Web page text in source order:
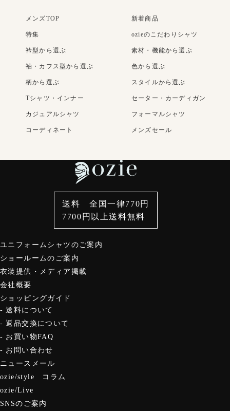
メンズTOP 新着商品
特集 ozieのこだわりシャツ
衿型から選ぶ 素材・機能から選ぶ
袖・カフス型から選ぶ 色から選ぶ
柄から選ぶ スタイルから選ぶ
Tシャツ・インナー セーター・カーディガン
カジュアルシャツ フォーマルシャツ
コーディネート
メンズセール
袖・カフス型から選ぶ
スタイルから選ぶ カジュアルシャツ
カフスボタン
サスペンダー
グローブ
ユニフォームシャツのご案内
ショールームのご案内
衣装提供・メディア掲載
会社概要
ショッピングガイド
送料について
返品交換について
お買い物FAQ
お問い合わせ
ニュースメール
ozie/style コラム
ozie/Live
SNSのご案内
送料 全国一律770円
7700円以上送料無料